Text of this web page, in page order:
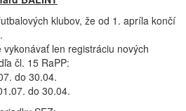
klubov, že od 1. apríla končí
len registráciu nových
čl. 15 RaPP:
do 30.04.
do 30.04.